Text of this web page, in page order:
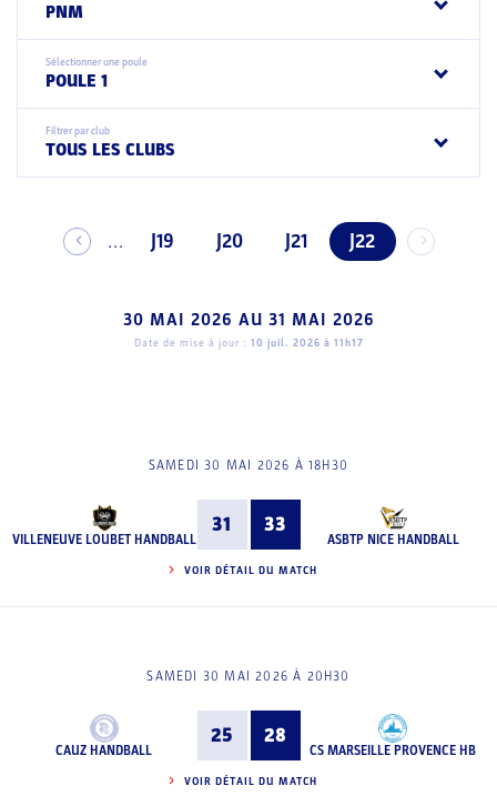
PNM
Sélectionner une poule
POULE 1
Filtrer par club
TOUS LES CLUBS
... J19 J20 J21 J22
30 MAI 2026 AU 31 MAI 2026
Date de mise à jour : 10 juil. 2026 à 11h17
SAMEDI 30 MAI 2026 À 18H30
VILLENEUVE LOUBET HANDBALL
31 33
ASBTP NICE HANDBALL
VOIR DÉTAIL DU MATCH
SAMEDI 30 MAI 2026 À 20H30
CAUZ HANDBALL
25 28
CS MARSEILLE PROVENCE HB
VOIR DÉTAIL DU MATCH